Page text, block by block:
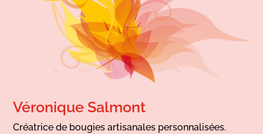
Véronique Salmont
Créatrice de bougies artisanales personnalisées.